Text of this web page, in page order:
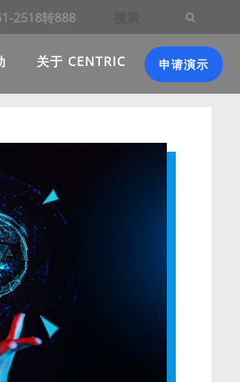
2518转888
关于 CENTRIC 申请演示